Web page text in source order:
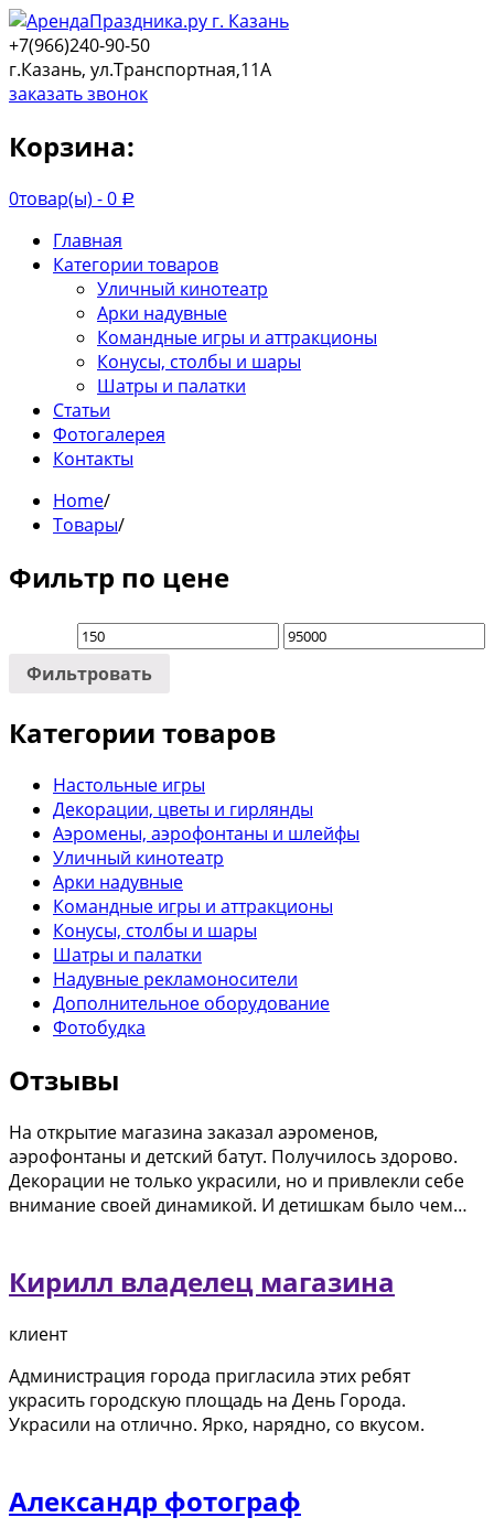
+7(966)240-90-50
г.Казань, ул.Транспортная,11А
заказать звонок
Корзина:
0товар(ы) -0 Р
Главная
Категории товаров
Уличный кинотеатр
Арки надувные
Командные игры и аттракционы
Конусы, столбы и шары
Шатры и палатки
Статьи
Фотогалерея
Контакты
Home/
Товары/
Фильтр по цене
Фильтровать
Категории товаров
Настольные игры
Декорации, цветы и гирлянды
Аэромены, аэрофонтаны и шлейфы
Уличный кинотеатр
Арки надувные
Командные игры и аттракционы
Конусы, столбы и шары
Шатры и палатки
Надувные рекламоносители
Дополнительное оборудование
Фотобудка
Отзывы
На открытие магазина заказал аэроменов,
аэрофонтаны и детский батут. Получилось здорово.
Декорации не только украсили, но и привлекли себе
внимание своей динамикой. И детишкам было чем…
Кирилл владелец магазина
клиент
Администрация города пригласила этих ребят
украсить городскую площадь на День Города.
Украсили на отлично. Ярко, нарядно, со вкусом.
Александр фотограф